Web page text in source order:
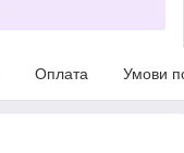
Оплата Умови